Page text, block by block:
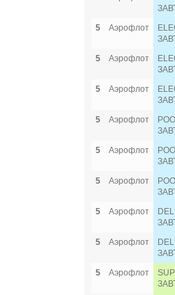
5
Аэрофлот
5
Аэрофлот
5
Аэрофлот
5
Аэрофлот
5
Аэрофлот
5
Аэрофлот
5
Аэрофлот
5
Аэрофлот
5
Аэрофлот